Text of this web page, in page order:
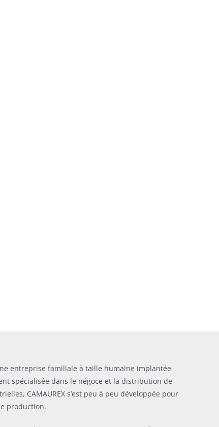
entreprise familiale à taille humaine implantée
spécialisée dans le négoce et la distribution de
CAMAUREX s’est peu à peu développée pour
production.